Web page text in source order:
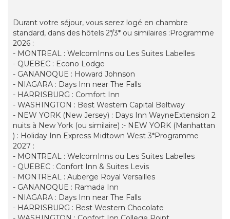
Durant votre séjour, vous serez logé en chambre
standard, dans des hôtels 2*/3* ou similaires :Programme
2026 :
- MONTREAL : WelcomInns ou Les Suites Labelles
- QUEBEC : Econo Lodge
- GANANOQUE : Howard Johnson
- NIAGARA : Days Inn near The Falls
- HARRISBURG : Comfort Inn
- WASHINGTON : Best Western Capital Beltway
- NEW YORK (New Jersey) : Days Inn WayneExtension 2
nuits à New York (ou similaire) :- NEW YORK (Manhattan
) : Holiday Inn Express Midtown West 3*Programme
2027 :
- MONTREAL : WelcomInns ou Les Suites Labelles
- QUEBEC : Confort Inn & Suites Levis
- MONTREAL : Auberge Royal Versailles
- GANANOQUE : Ramada Inn
- NIAGARA : Days Inn near The Falls
- HARRISBURG : Best Western Chocolate